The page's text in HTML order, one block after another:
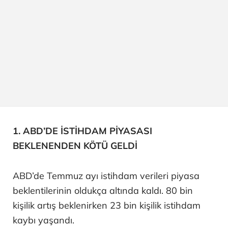
1. ABD’DE İSTİHDAM PİYASASI
BEKLENENDEN KÖTÜ GELDİ
ABD’de Temmuz ayı istihdam verileri piyasa
beklentilerinin oldukça altında kaldı. 80 bin
kişilik artış beklenirken 23 bin kişilik istihdam
kaybı yaşandı.